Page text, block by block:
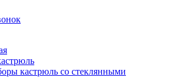
кастрюль со стеклянными